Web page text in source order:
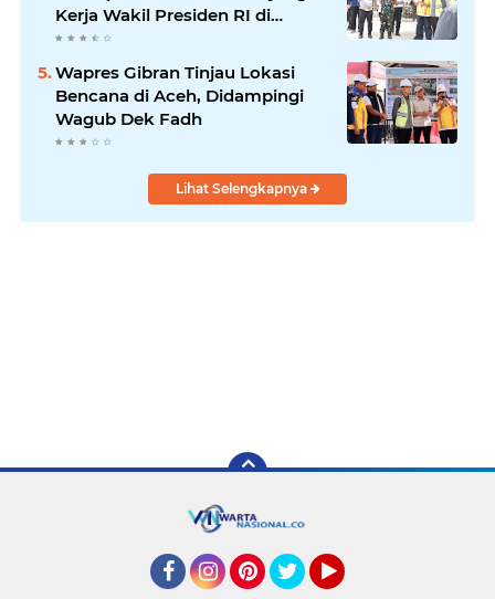
Kerja Wakil Presiden RI di
Kabupaten Bireuen
Wapres Gibran Tinjau Lokasi
Bencana di Aceh, Didampingi
Wagub Dek Fadh
Lihat Selengkapnya